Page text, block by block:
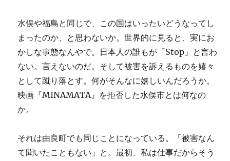
水俣や福島と同じで、この国はいったいどうなってし
まったのか、と思わないか。世界的に見ると、実にお
かしな事態なんやで。日本人の誰もが「Stop」と言わ
ない。言えないのだ。そして被害を訴えるものを嬉々
として蹴り落とす。何がそんなに嬉しいんだろうか。
映画『MINAMATA』を拒否した水俣市とは何なの
か。
それは由良町でも同じことになっている。「被害なん
て聞いたこともない」と。最初、私は仕事だからそう